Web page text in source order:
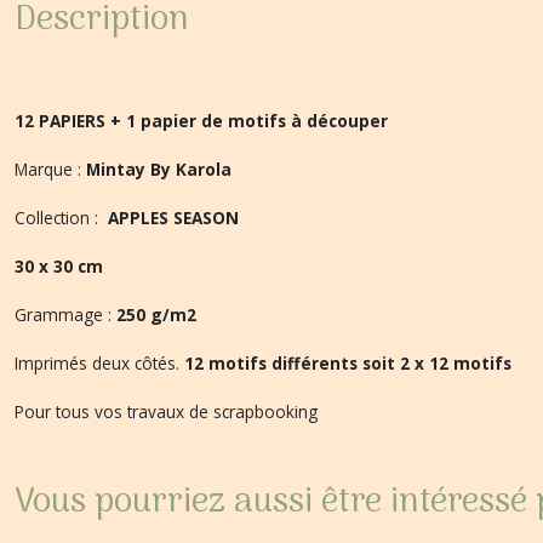
Description
12 PAPIERS + 1 papier de motifs à découper
Marque : Mintay By Karola
Collection : APPLES SEASON
30 x 30 cm
Grammage : 250 g/m2
Imprimés deux côtés. 12 motifs différents soit 2 x 12 motifs
Pour tous vos travaux de scrapbooking
Vous pourriez aussi être intéressé